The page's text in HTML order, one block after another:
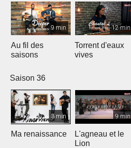
9 min
Au fil des
saisons
12 min
Torrent d'eaux
vives
Saison 36
3 min
Ma renaissance
9 min
L'agneau et le
Lion